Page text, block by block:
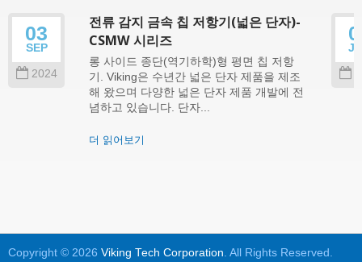
03
SEP
2024
전류 감지 금속 칩 저항기(넓은 단자)-
CSMW 시리즈
롱 사이드 종단(역기하학)형 평면 칩 저항
기. Viking은 수년간 넓은 단자 제품을 제조
해 왔으며 다양한 넓은 단자 제품 개발에 전
념하고 있습니다. 단자...
더 읽어보기
Copyright © 2026 Viking Tech Corporation. All Rights Reserved.